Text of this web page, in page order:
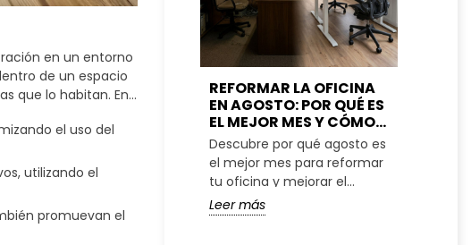
en un entorno
de un espacio
que lo habitan. En
atractivos,
circulación, la
promueva una
diseñado.
el uso del
utilizando el
promuevan el
REFORMAR LA OFICINA
EN AGOSTO: POR QUÉ ES
EL MEJOR MES Y CÓMO
PLANIFICARLO
Descubre por qué agosto es
el mejor mes para reformar
tu oficina y mejorar el
espacio de trabajo
Leer más